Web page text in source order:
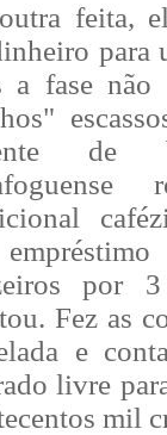
feita,
para
a fase não
de
por
Fez as
e
livre
mil